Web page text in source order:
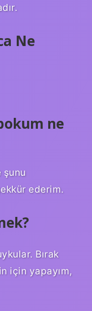
Ne
ne
şunu
ederim.
Bırak
için yapayım,